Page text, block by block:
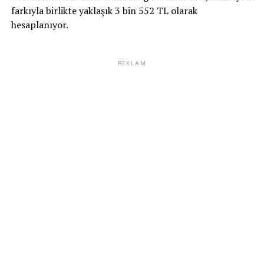
farkıyla birlikte yaklaşık 3 bin 552 TL olarak
hesaplanıyor.
REKLAM